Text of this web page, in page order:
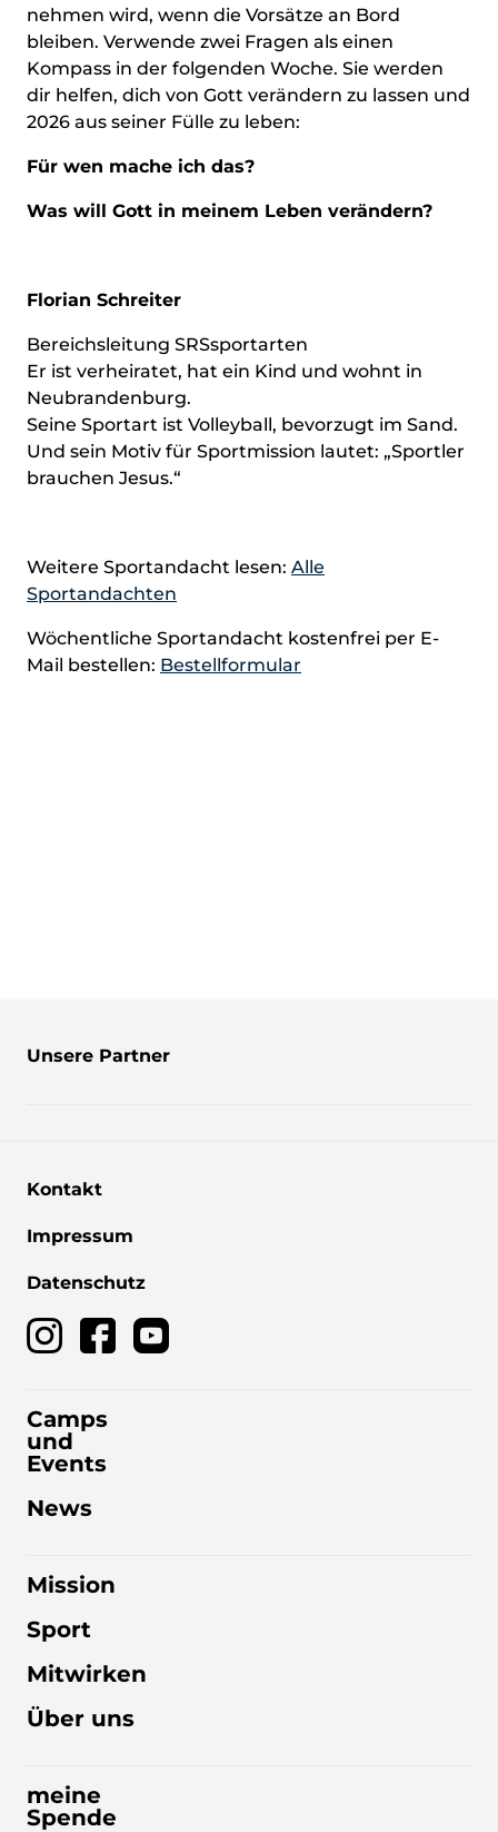
nehmen wird, wenn die Vorsätze an Bord
bleiben. Verwende zwei Fragen als einen
Kompass in der folgenden Woche. Sie werden
dir helfen, dich von Gott verändern zu lassen und
2026 aus seiner Fülle zu leben:
Für wen mache ich das?
Was will Gott in meinem Leben verändern?
Florian Schreiter
Bereichsleitung SRSsportarten
Er ist verheiratet, hat ein Kind und wohnt in
Neubrandenburg.
Seine Sportart ist Volleyball, bevorzugt im Sand.
Und sein Motiv für Sportmission lautet: „Sportler
brauchen Jesus.“
Weitere Sportandacht lesen: Alle
Sportandachten
Wöchentliche Sportandacht kostenfrei per E-
Mail bestellen: Bestellformular
Unsere Partner
Kontakt
Impressum
Datenschutz
Camps
und
Events
News
Mission
Sport
Mitwirken
Über uns
meine
Spende